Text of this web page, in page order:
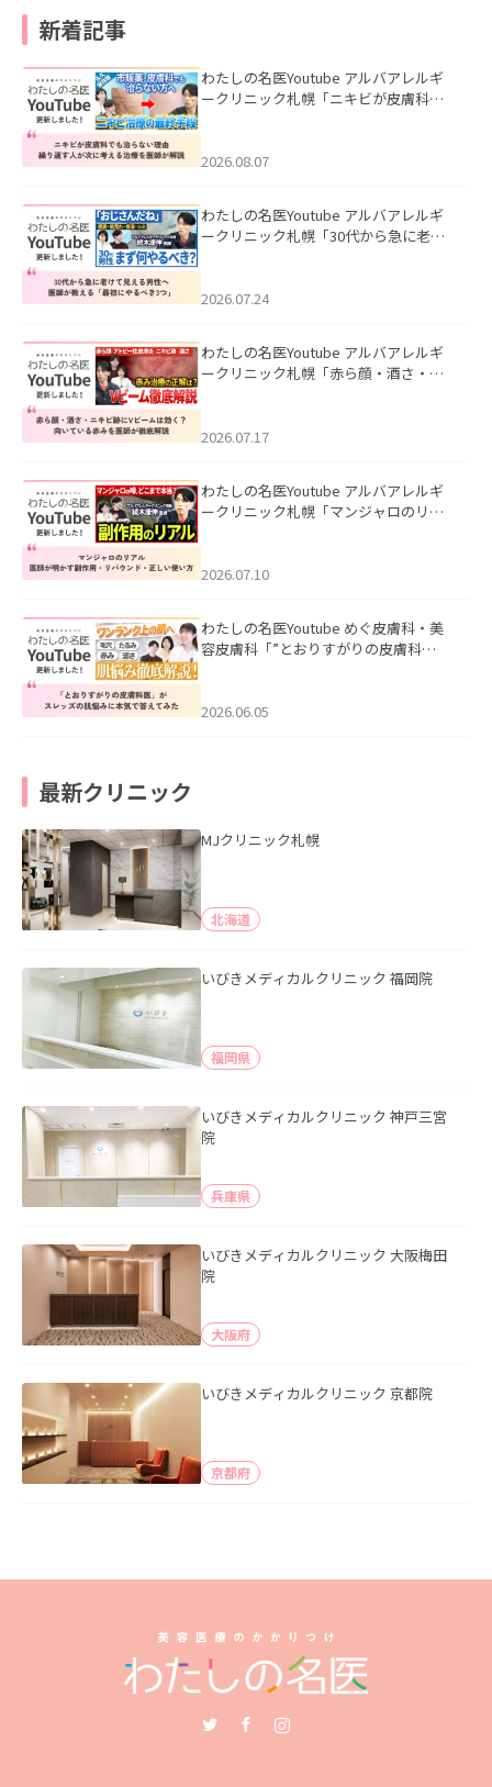
新着記事
わたしの名医Youtube アルバアレルギ
ークリニック札幌「ニキビが皮膚科で
ました。
2026.08.07
わたしの名医Youtube アルバアレルギ
ークリニック札幌「30代から急に老け
た。
2026.07.24
わたしの名医Youtube アルバアレルギ
ークリニック札幌「赤ら顔・酒さ・ニ
した。
2026.07.17
わたしの名医Youtube アルバアレルギ
ークリニック札幌「マンジャロのリア
た。
2026.07.10
わたしの名医Youtube めぐ皮膚科・美
容皮膚科「”とおりすがりの皮膚科
2026.06.05
最新クリニック
MJクリニック札幌
北海道
いびきメディカルクリニック 福岡院
福岡県
いびきメディカルクリニック 神戸三宮
院
兵庫県
いびきメディカルクリニック 大阪梅田
院
大阪府
いびきメディカルクリニック 京都院
京都府